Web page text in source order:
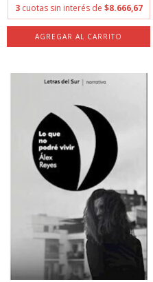
3 cuotas sin interés de $8.666,67